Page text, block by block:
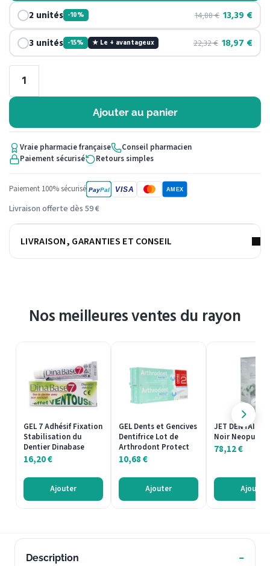
2 unités -10% 14,88€ 13,39 €
3 unités -15% ★ Le + avantageux 22,32€ 18,97 €
Ajouter au panier
Vraie pharmacie française
Conseil pharmacien
Paiement sécurisé
Retours simples
Paiement 100% sécurisé PayPal VISA AMEX
Livraison offerte dès 59 €
LIVRAISON, GARANTIES ET CONSEIL
Nos meilleures ventes du rayon
GEL 7 Adhésif Fixation
Stabilisation du
Dentier Dinabase
16,20€
Ajouter
GEL Dents et Gencives
Dentifrice Lot de
Arthrodont Protect
10,68€
Ajouter
JET DENTAIRE
Noir Neopulse
78,12€
Ajouter
Description